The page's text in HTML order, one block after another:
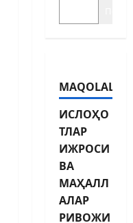
MAQOLALAR
ИСЛОҲО
ТЛАР
ИЖРОСИ
ВА
МАҲАЛЛ
АЛАР
РИВОЖИ